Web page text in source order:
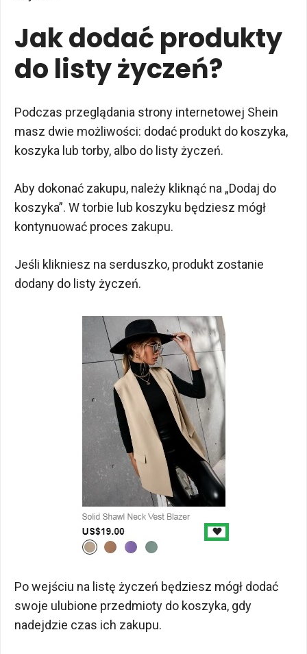
Jak dodać produkty
do listy życzeń?
Podczas przeglądania strony internetowej Shein
masz dwie możliwości: dodać produkt do koszyka,
koszyka lub torby, albo do listy życzeń.
Aby dokonać zakupu, należy kliknąć na „Dodaj do
koszyka”. W torbie lub koszyku będziesz mógł
kontynuować proces zakupu.
Jeśli klikniesz na serduszko, produkt zostanie
dodany do listy życzeń.
Po wejściu na listę życzeń będziesz mógł dodać
swoje ulubione przedmioty do koszyka, gdy
nadejdzie czas ich zakupu.